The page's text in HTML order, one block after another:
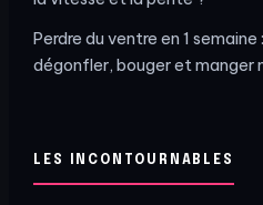
Perdre du ventre en 1
dégonfler, bouger et manger
LES INCONTOURNABLES